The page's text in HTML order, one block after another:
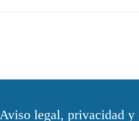
Aviso legal, privacidad y